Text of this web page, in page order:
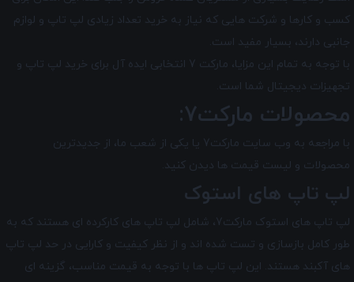
کسب و کارها و شرکت‌ هایی که نیاز به خرید تعداد زیادی لپ تاپ و لوازم
جانبی دارند، بسیار مفید است.
با توجه به تمام این مزایا، مارکت 7 انتخابی ایده ‌آل برای خرید لپ ‌تاپ و
تجهیزات دیجیتال شما است.
محصولات مارکت7:
با مراجعه به وب سایت مارکت7 یا یکی از شعب ما، از جدیدترین
محصولات و لیست قیمت ها دیدن کنید.
لپ تاپ های استوک
لپ تاپ های استوک مارکت7، شامل لپ تاپ های کارکرده ای هستند که به
طور کامل بازسازی و تست شده اند و از نظر کیفیت و کارایی در حد لپ تاپ
های آکبند هستند. این لپ تاپ ها با توجه به قیمت مناسب، گزینه ای